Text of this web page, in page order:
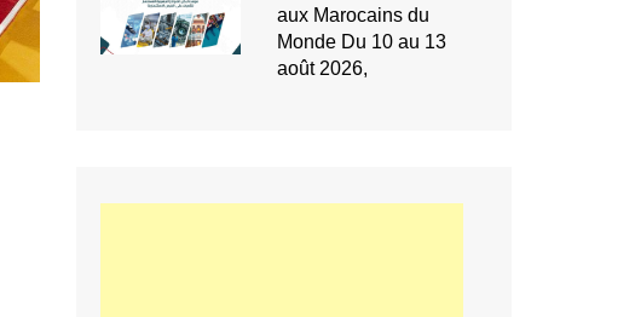
aux Marocains du
Monde Du 10 au 13
août 2026,